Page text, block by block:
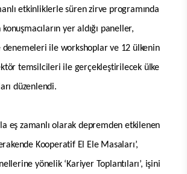
etkinliklerle süren zirve programında
yer aldığı paneller,
denemeleri ile workshoplar ve 12 ülkenin
temsilcileri ile gerçekleştirilecek ülke
düzenlendi.
eş zamanlı olarak depremden etkilenen
Kooperatif El Ele Masaları’,
yönelik ‘Kariyer Toplantıları’, işini